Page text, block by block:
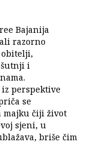
Bajanija
razorno
obitelji,
šutnji i
perspektive
se
majku čiji život
sjeni, u
briše čim